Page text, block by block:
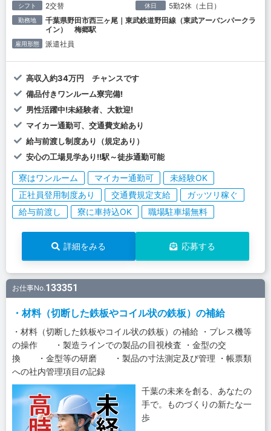
シフト 2交替 休日 5勤2休（土日）
勤務地
千葉県野田市西三ヶ尾｜東武鉄道野田線（東武アーバンパークラ
イン） 梅郷駅
雇用形態 派遣社員
高収入約34万円 チャンスです
備品付きワンルーム寮完備!
男性活躍中!未経験者、大歓迎!
マイカー通勤可、交通費支給あり
給与前渡し制度あり（規定あり）
安心の工場見学あり!!駅～徒歩通勤可能
寮はワンルーム マイカー通勤可
未経験OK
正社員登用制度あり
交通費規定支給
ガッツリ稼ぐ
給与前渡し
寮に車持込OK 職場駐車場無料
詳細をみる 応募する
お仕事No.133351
・材料（切断した鉄板やコイル状の鉄板）の補給
・材料（切断した鉄板やコイル状の鉄板）の補給 ・プレス機等
の操作 ・製造ラインでの製品の目視検査 ・金型の交
換 ・金型等の研磨 ・製品の寸法測定及び管理 ・帳票類
への社内管理項目の記録
千葉の未来を創る、あなたの
手で。ものづくりの新たな一
歩